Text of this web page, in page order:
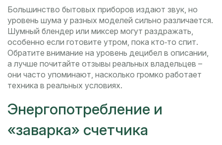
Большинство бытовых приборов издают звук, но
уровень шума у разных моделей сильно различается.
Шумный блендер или миксер могут раздражать,
особенно если готовите утром, пока кто‑то спит.
Обратите внимание на уровень децибел в описании,
а лучше почитайте отзывы реальных владельцев –
они часто упоминают, насколько громко работает
техника в реальных условиях.
Энергопотребление и
«заварка» счетчика